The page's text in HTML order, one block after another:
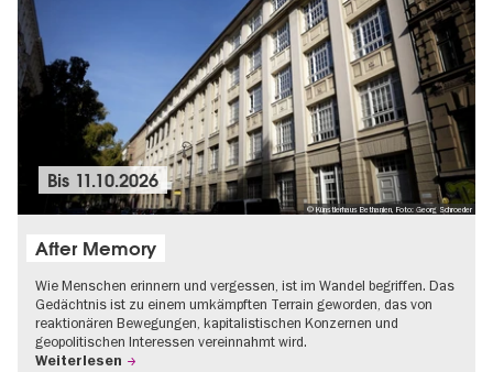
© Künstlerhaus Bethanien, Foto: Georg Schroeder
Bis 11.10.2026
After Memory
Wie Menschen erinnern und vergessen, ist im Wandel begriffen. Das
Gedächtnis ist zu einem umkämpften Terrain geworden, das von
reaktionären Bewegungen, kapitalistischen Konzernen und
geopolitischen Interessen vereinnahmt wird.
Weiterlesen